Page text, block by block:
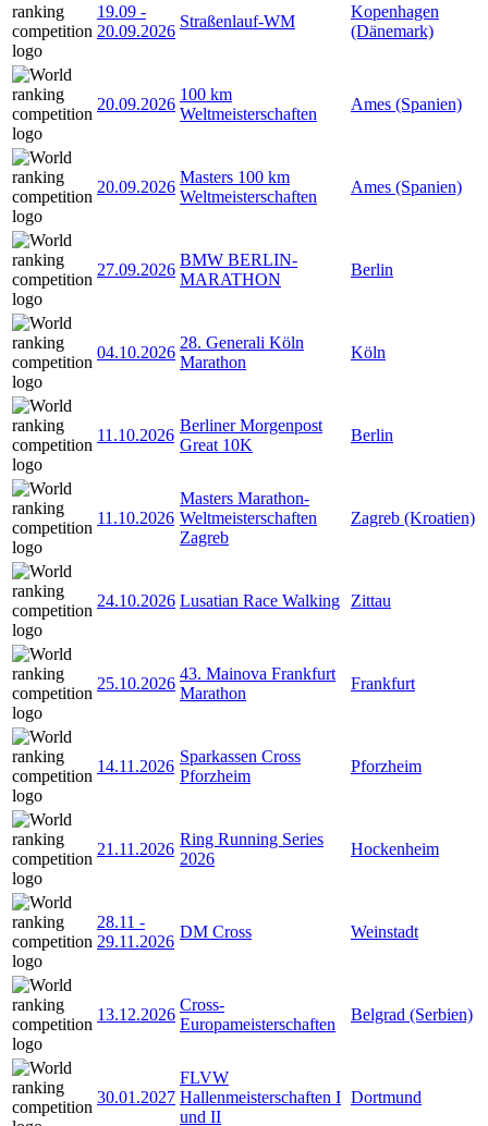
19.09 -
20.09.2026
Straßenlauf-WM
Kopenhagen
(Dänemark)
20.09.2026
100 km
Weltmeisterschaften
Ames (Spanien)
20.09.2026
Masters 100 km
Weltmeisterschaften
Ames (Spanien)
27.09.2026
BMW BERLIN-
MARATHON
Berlin
04.10.2026
28. Generali Köln
Marathon
Köln
11.10.2026
Berliner Morgenpost
Great 10K
Berlin
11.10.2026
Masters Marathon-
Weltmeisterschaften
Zagreb
Zagreb (Kroatien)
24.10.2026 Lusatian Race Walking Zittau
25.10.2026
43. Mainova Frankfurt
Marathon
Frankfurt
14.11.2026
Sparkassen Cross
Pforzheim
Pforzheim
21.11.2026
Ring Running Series
2026
Hockenheim
28.11 -
29.11.2026
DM Cross Weinstadt
13.12.2026
Cross-
Europameisterschaften
Belgrad (Serbien)
30.01.2027
FLVW
Hallenmeisterschaften I
und II
Dortmund